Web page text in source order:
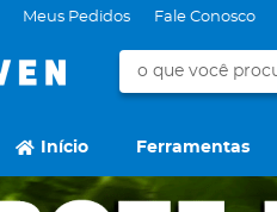
Meus Pedidos Fale Conosco
Início Ferramentas